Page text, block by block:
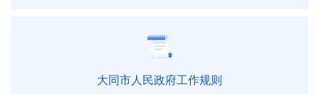
大同市人民政府工作规则